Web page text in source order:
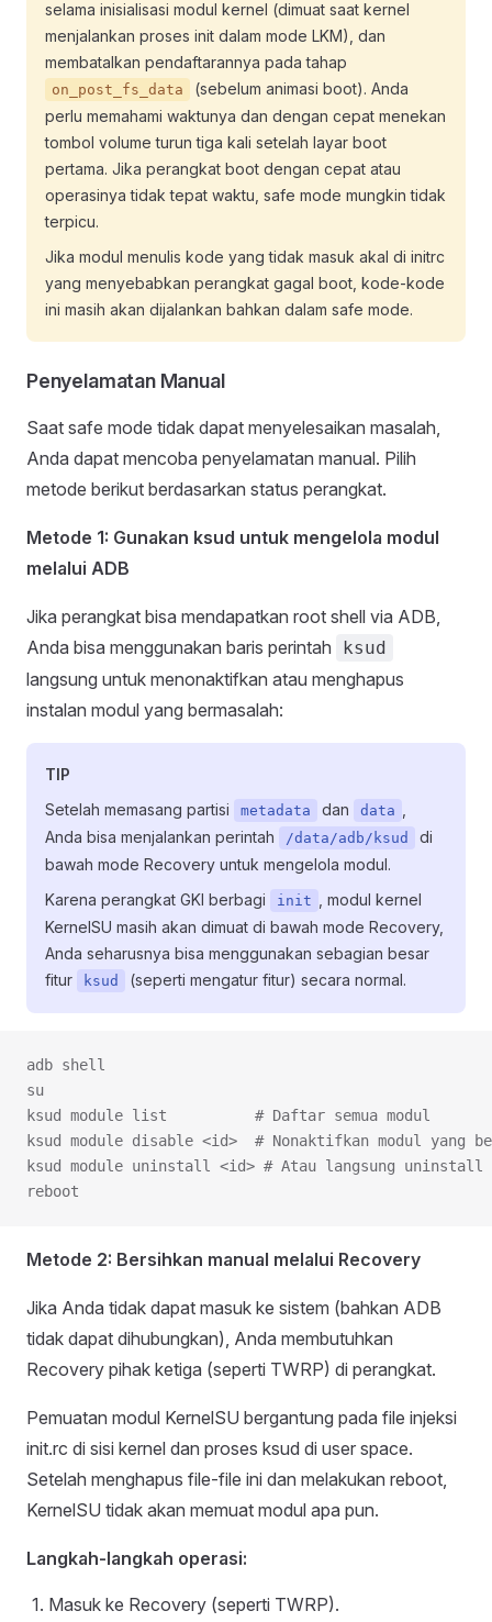
selama inisialisasi modul kernel (dimuat saat kernel
menjalankan proses init dalam mode LKM), dan
membatalkan pendaftarannya pada tahap
on_post_fs_data
(sebelum animasi boot). Anda
perlu memahami waktunya dan dengan cepat menekan
tombol volume turun tiga kali setelah layar boot
pertama. Jika perangkat boot dengan cepat atau
operasinya tidak tepat waktu, safe mode mungkin tidak
terpicu.
Jika modul menulis kode yang tidak masuk akal di initrc
yang menyebabkan perangkat gagal boot, kode-kode
ini masih akan dijalankan bahkan dalam safe mode.
Penyelamatan Manual
Saat safe mode tidak dapat menyelesaikan masalah,
Anda dapat mencoba penyelamatan manual. Pilih
metode berikut berdasarkan status perangkat.
Metode 1: Gunakan ksud untuk mengelola modul
melalui ADB
Jika perangkat bisa mendapatkan root shell via ADB,
Anda bisa menggunakan baris perintah
ksud
langsung untuk menonaktifkan atau menghapus
instalan modul yang bermasalah:
TIP
Setelah memasang partisi
metadata dan data
Anda bisa menjalankan perintah
/data/adb/ksud
di
bawah mode Recovery untuk mengelola modul.
Karena perangkat GKI berbagi
init
, modul kernel
KernelSU masih akan dimuat di bawah mode Recovery,
Anda seharusnya bisa menggunakan sebagian besar
fitur
ksud (seperti mengatur fitur) secara normal.
adb shell
su
ksud module list          # Daftar semua modul
ksud module disable <id>  # Nonaktifkan modul yang
ksud module uninstall <id> # Atau langsung uninstall
reboot
Metode 2: Bersihkan manual melalui Recovery
Jika Anda tidak dapat masuk ke sistem (bahkan ADB
tidak dapat dihubungkan), Anda membutuhkan
Recovery pihak ketiga (seperti TWRP) di perangkat.
Pemuatan modul KernelSU bergantung pada file injeksi
init.rc di sisi kernel dan proses ksud di user space.
Setelah menghapus file-file ini dan melakukan reboot,
KernelSU tidak akan memuat modul apa pun.
Langkah-langkah operasi:
Masuk ke Recovery (seperti TWRP).